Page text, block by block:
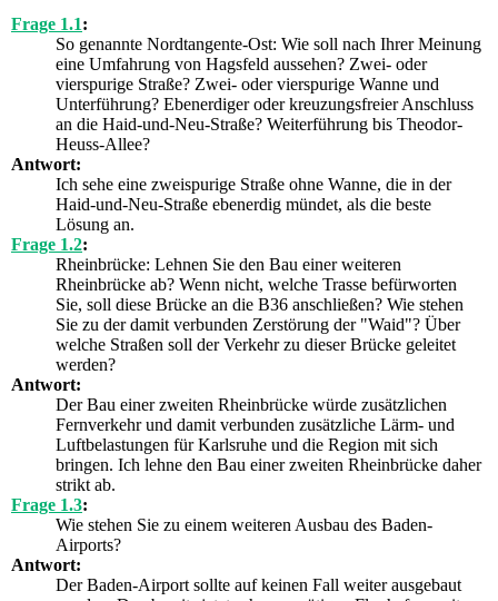
Frage 1.1:
So genannte Nordtangente-Ost: Wie soll nach Ihrer Meinung
eine Umfahrung von Hagsfeld aussehen? Zwei- oder
vierspurige Straße? Zwei- oder vierspurige Wanne und
Unterführung? Ebenerdiger oder kreuzungsfreier Anschluss
an die Haid-und-Neu-Straße? Weiterführung bis Theodor-
Heuss-Allee?
Antwort:
Ich sehe eine zweispurige Straße ohne Wanne, die in der
Haid-und-Neu-Straße ebenerdig mündet, als die beste
Lösung an.
Frage 1.2:
Rheinbrücke: Lehnen Sie den Bau einer weiteren
Rheinbrücke ab? Wenn nicht, welche Trasse befürworten
Sie, soll diese Brücke an die B36 anschließen? Wie stehen
Sie zu der damit verbunden Zerstörung der "Waid"? Über
welche Straßen soll der Verkehr zu dieser Brücke geleitet
werden?
Antwort:
Der Bau einer zweiten Rheinbrücke würde zusätzlichen
Fernverkehr und damit verbunden zusätzliche Lärm- und
Luftbelastungen für Karlsruhe und die Region mit sich
bringen. Ich lehne den Bau einer zweiten Rheinbrücke daher
strikt ab.
Frage 1.3:
Wie stehen Sie zu einem weiteren Ausbau des Baden-
Airports?
Antwort:
Der Baden-Airport sollte auf keinen Fall weiter ausgebaut